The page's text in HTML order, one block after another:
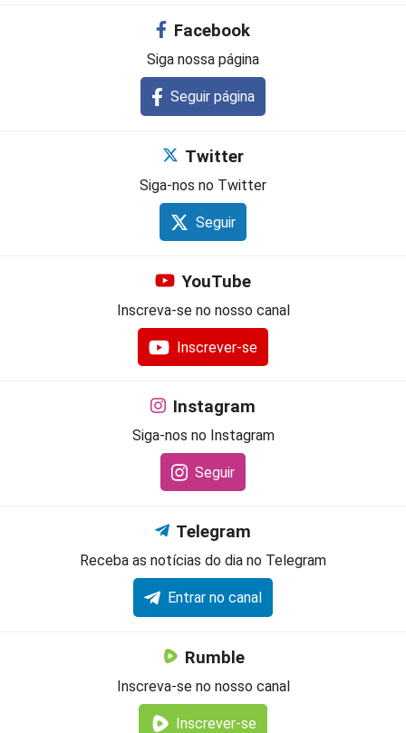
Facebook
Siga nossa página
Seguir página
Twitter
Siga-nos no Twitter
Seguir
YouTube
Inscreva-se no nosso canal
Inscrever-se
Instagram
Siga-nos no Instagram
Seguir
Telegram
Receba as notícias do dia no Telegram
Entrar no canal
Rumble
Inscreva-se no nosso canal
Inscrever-se